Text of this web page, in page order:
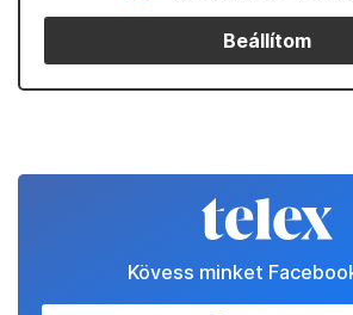
Beállítom
Kövess minket